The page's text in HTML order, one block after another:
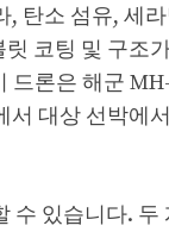
, 탄소 섬유, 세
코팅 및 구조
론은 해군
서 대상 선박에
수 있습니다.